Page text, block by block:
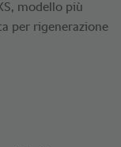
modello più
per rigenerazione